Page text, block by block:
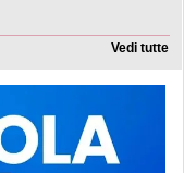
Vedi tutte